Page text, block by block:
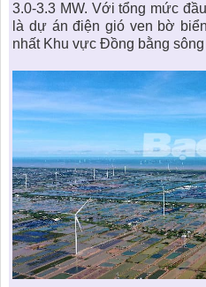
3.0-3.3 MW. Với tổng mức
là dự án điện gió ven bờ
nhất Khu vực Đồng bằng